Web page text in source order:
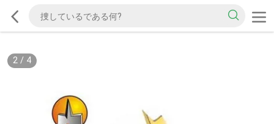
2/ 4